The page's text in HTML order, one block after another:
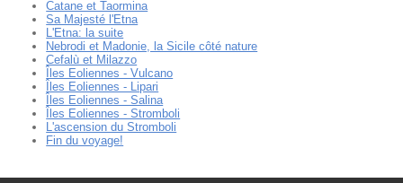
Catane et Taormina
Sa Majesté l'Etna
L'Etna: la suite
Nebrodi et Madonie, la Sicile côté nature
Cefalù et Milazzo
Îles Eoliennes - Vulcano
Îles Eoliennes - Lipari
Îles Eoliennes - Salina
Îles Eoliennes - Stromboli
L'ascension du Stromboli
Fin du voyage!